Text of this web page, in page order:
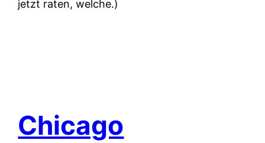
jetzt raten, welche.)
Chicago